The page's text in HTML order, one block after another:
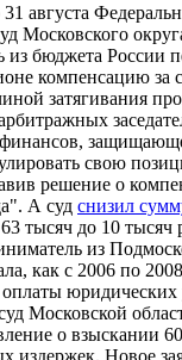
августа
Московского
из бюджета России
компенсацию за
затягивания
свою
решение о
А суд снизил
тысяч до 10 тысяч
из
как с 2006 по
юридических
Московской
о взыскании
издержек. Новое